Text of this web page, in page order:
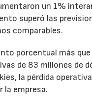
un 1%
superó las
comparables.
porcentual más
de 83 millones de
la pérdida
la empresa.